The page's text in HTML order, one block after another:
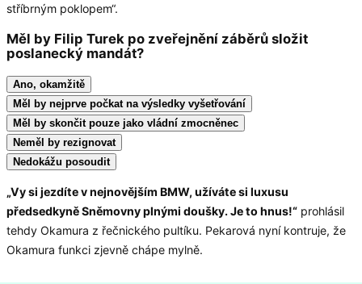
stříbrným poklopem“.
Měl by Filip Turek po zveřejnění záběrů složit
poslanecký mandát?
Ano, okamžitě
Měl by nejprve počkat na výsledky vyšetřování
Měl by skončit pouze jako vládní zmocněnec
Neměl by rezignovat
Nedokážu posoudit
„Vy si jezdíte v nejnovějším BMW, užíváte si luxusu
předsedkyně Sněmovny plnými doušky. Je to hnus!“ prohlásil
tehdy Okamura z řečnického pultíku. Pekarová nyní kontruje, že
Okamura funkci zjevně chápe mylně.